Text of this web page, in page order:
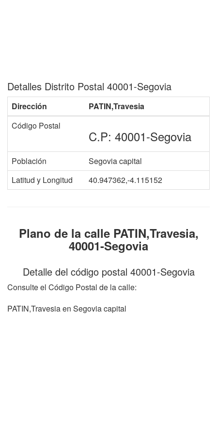
Detalles Distrito Postal 40001-Segovia
Dirección
PATIN,Travesia
Código Postal
C.P: 40001-Segovia
Población
Segovia capital
Latitud y Longitud
40.947362,-4.115152
Plano de la calle PATIN,Travesia,
40001-Segovia
Detalle del código postal 40001-Segovia
Consulte el Código Postal de la calle:
PATIN,Travesia en Segovia capital